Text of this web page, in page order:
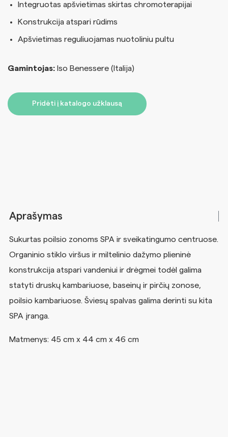
Integruotas apšvietimas skirtas chromoterapijai
Konstrukcija atspari rūdims
Apšvietimas reguliuojamas nuotoliniu pultu
Gamintojas: Iso Benessere (Italija)
Pridėti į katalogo užklausą
Aprašymas
Sukurtas poilsio zonoms SPA ir sveikatingumo centruose.
Organinio stiklo viršus ir miltelinio dažymo plieninė
konstrukcija atspari vandeniui ir drėgmei todėl galima
statyti druskų kambariuose, baseinų ir pirčių zonose,
poilsio kambariuose. Šviesų spalvas galima derinti su kita
SPA įranga.
Matmenys: 45 cm x 44 cm x 46 cm